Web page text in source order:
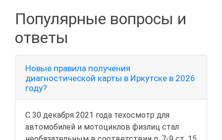
Популярные вопросы и
ответы
Новые правила получения
диагностической карты в Иркутске в 2026
году?
С 30 декабря 2021 года техосмотр для
автомобилей и мотоциклов физлиц стал